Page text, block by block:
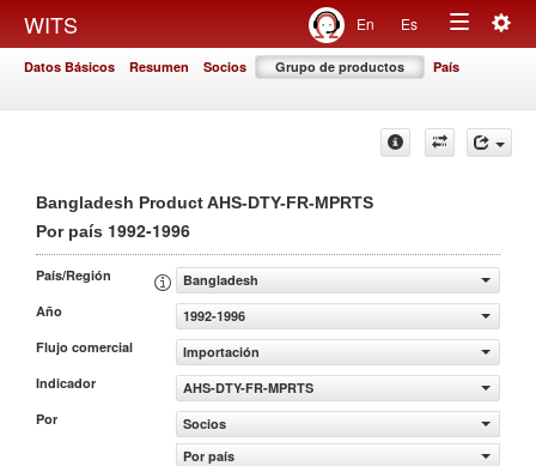
WITS En Es
Toggle
Datos Básicos Resumen Socios Grupo de productos País
Bangladesh Product AHS-DTY-FR-MPRTS
Por país 1992-1996
País/Región
Bangladesh
Año
1992-1996
Flujo comercial
Importación
Indicador
AHS-DTY-FR-MPRTS
Por
Socios
Por país